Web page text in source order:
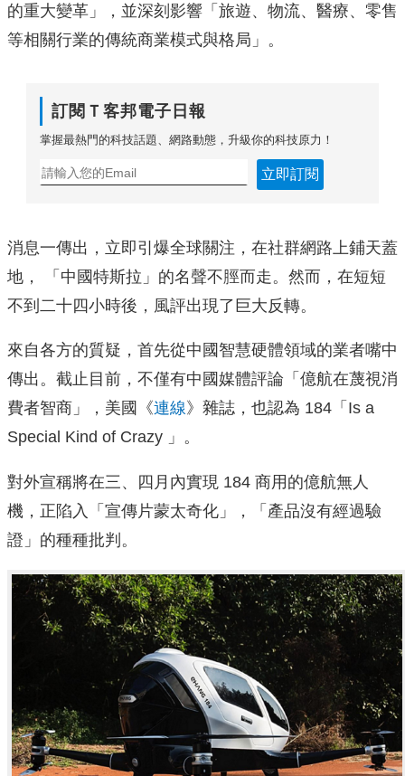
的重大變革」，並深刻影響「旅遊、物流、醫療、零售
等相關行業的傳統商業模式與格局」。
訂閱Ｔ客邦電子日報
掌握最熱門的科技話題、網路動態，升級你的科技原力！
立即訂閱
消息一傳出，立即引爆全球關注，在社群網路上鋪天蓋
地， 「中國特斯拉」的名聲不脛而走。然而，在短短
不到二十四小時後，風評出現了巨大反轉。
來自各方的質疑，首先從中國智慧硬體領域的業者嘴中
傳出。截止目前，不僅有中國媒體評論「億航在蔑視消
費者智商」，美國《連線》雜誌，也認為 184「Is a
Special Kind of Crazy 」。
對外宣稱將在三、四月內實現 184 商用的億航無人
機，正陷入「宣傳片蒙太奇化」，「產品沒有經過驗
證」的種種批判。